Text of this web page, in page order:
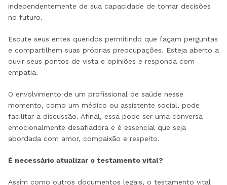
independentemente de sua capacidade de tomar decisões
no futuro.
Escute seus entes queridos permitindo que façam perguntas
e compartilhem suas próprias preocupações. Esteja aberto a
ouvir seus pontos de vista e opiniões e responda com
empatia.
O envolvimento de um profissional de saúde nesse
momento, como um médico ou assistente social, pode
facilitar a discussão. Afinal, essa pode ser uma conversa
emocionalmente desafiadora e é essencial que seja
abordada com amor, compaixão e respeito.
É necessário atualizar o testamento vital?
Assim como outros documentos legais, o testamento vital